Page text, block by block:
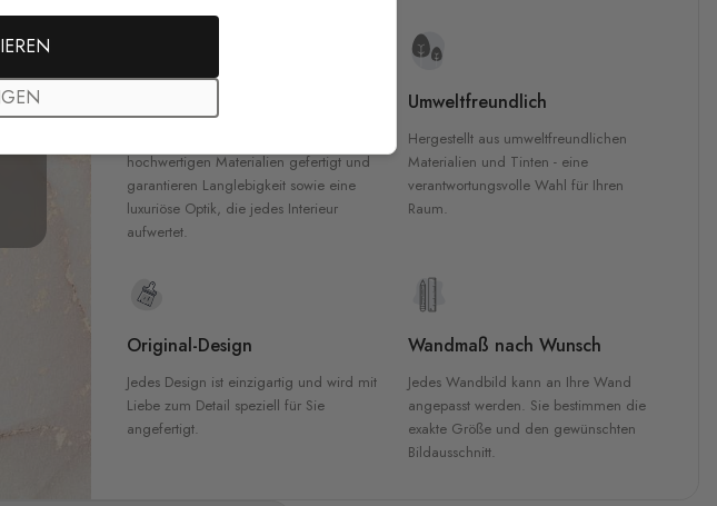
hochwertigen Materialien gefertigt und
garantieren Langlebigkeit sowie eine
luxuriöse Optik, die jedes Interieur
aufwertet.
Umweltfreundlich
Hergestellt aus umweltfreundlichen
Materialien und Tinten - eine
verantwortungsvolle Wahl für Ihren
Raum.
Original-Design
Jedes Design ist einzigartig und wird mit
Liebe zum Detail speziell für Sie
angefertigt.
Wandmaß nach Wunsch
Jedes Wandbild kann an Ihre Wand
angepasst werden. Sie bestimmen die
exakte Größe und den gewünschten
Bildausschnitt.